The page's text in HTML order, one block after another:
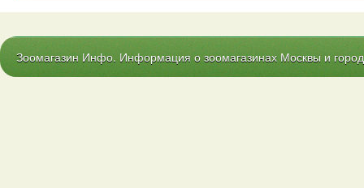
Зоомагазин Инфо. Информация о зоомагазинах Москвы и